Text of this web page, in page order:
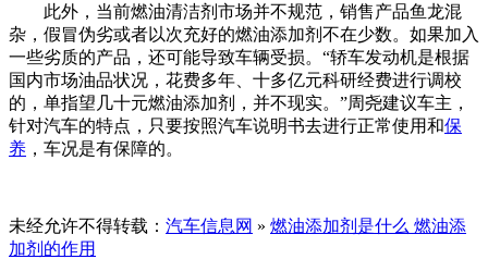
此外，当前燃油清洁剂市场并不规范，销售产品鱼龙混
杂，假冒伪劣或者以次充好的燃油添加剂不在少数。如果加入
一些劣质的产品，还可能导致车辆受损。“轿车发动机是根据
国内市场油品状况，花费多年、十多亿元科研经费进行调校
的，单指望几十元燃油添加剂，并不现实。”周尧建议车主，
针对汽车的特点，只要按照汽车说明书去进行正常使用和保
养 ，车况是有保障的。
未经允许不得转载： 汽车信息网 » 燃油添加剂是什么 燃油添
加剂的作用